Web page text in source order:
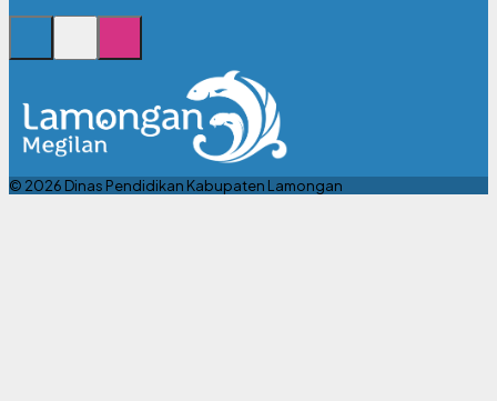
© 2026 Dinas Pendidikan Kabupaten Lamongan